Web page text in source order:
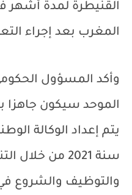
القنيطرة لمدة أشهر
المغرب بعد إجراء
وأكد المسؤول
يتم إعداد الوكالة
سنة 2021 من
والتوظيف والشروع